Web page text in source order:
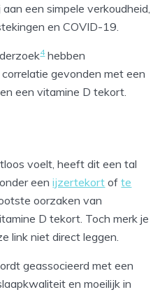
een simpele verkoudheid,
en COVID-19.
4hebben
gevonden met een
een vitamine D tekort.
voelt, heeft dit een tal
eenijzertekort ofte
oorzaken van
D tekort. Toch merk je
link niet direct leggen.
geassocieerd met een
en moeilijk in